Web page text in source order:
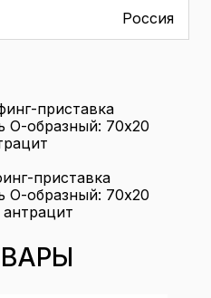
Россия
приставка
О-образный: 70х20
приставка
О-образный: 70х20